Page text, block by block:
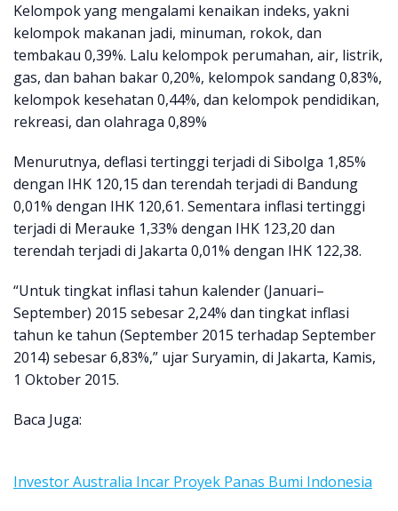
Kelompok yang mengalami kenaikan indeks, yakni
kelompok makanan jadi, minuman, rokok, dan
tembakau 0,39%. Lalu kelompok perumahan, air, listrik,
gas, dan bahan bakar 0,20%, kelompok sandang 0,83%,
kelompok kesehatan 0,44%, dan kelompok pendidikan,
rekreasi, dan olahraga 0,89%
Menurutnya, deflasi tertinggi terjadi di Sibolga 1,85%
dengan IHK 120,15 dan terendah terjadi di Bandung
0,01% dengan IHK 120,61. Sementara inflasi tertinggi
terjadi di Merauke 1,33% dengan IHK 123,20 dan
terendah terjadi di Jakarta 0,01% dengan IHK 122,38.
“Untuk tingkat inflasi tahun kalender (Januari–
September) 2015 sebesar 2,24% dan tingkat inflasi
tahun ke tahun (September 2015 terhadap September
2014) sebesar 6,83%,” ujar Suryamin, di Jakarta, Kamis,
1 Oktober 2015.
Baca Juga:
Investor Australia Incar Proyek Panas Bumi Indonesia